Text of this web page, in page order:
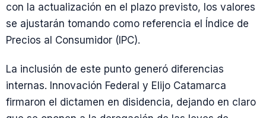
con la actualización en el plazo previsto, los valores
se ajustarán tomando como referencia el Índice de
Precios al Consumidor (IPC).
La inclusión de este punto generó diferencias
internas. Innovación Federal y Elijo Catamarca
firmaron el dictamen en disidencia, dejando en claro